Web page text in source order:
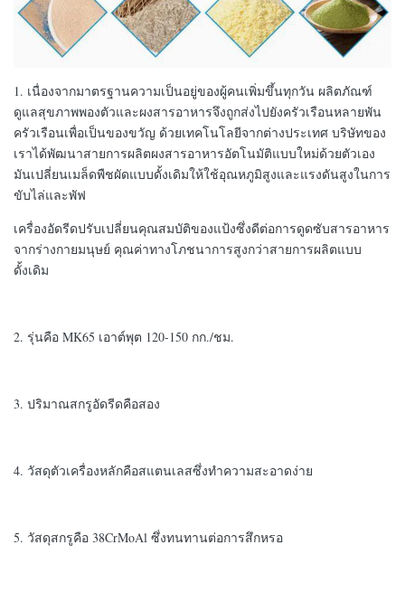
1. เนื่องจากมาตรฐานความเป็นอยู่ของผู้คนเพิ่มขึ้นทุกวัน ผลิตภัณฑ์
ดูแลสุขภาพพองตัวและผงสารอาหารจึงถูกส่งไปยังครัวเรือนหลายพัน
ครัวเรือนเพื่อเป็นของขวัญ ด้วยเทคโนโลยีจากต่างประเทศ บริษัทของ
เราได้พัฒนาสายการผลิตผงสารอาหารอัตโนมัติแบบใหม่ด้วยตัวเอง
มันเปลี่ยนเมล็ดพืชผัดแบบดั้งเดิมให้ใช้อุณหภูมิสูงและแรงดันสูงในการ
ขับไล่และพัฟ
เครื่องอัดรีดปรับเปลี่ยนคุณสมบัติของแป้งซึ่งดีต่อการดูดซับสารอาหาร
จากร่างกายมนุษย์ คุณค่าทางโภชนาการสูงกว่าสายการผลิตแบบ
ดั้งเดิม
2. รุ่นคือ MK65 เอาต์พุต 120-150 กก./ชม.
3. ปริมาณสกรูอัดรีดคือสอง
4. วัสดุตัวเครื่องหลักคือสแตนเลสซึ่งทำความสะอาดง่าย
5. วัสดุสกรูคือ 38CrMoAl ซึ่งทนทานต่อการสึกหรอ